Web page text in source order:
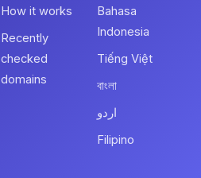
How it works
Recently
checked
domains
Bahasa
Indonesia
Tiếng Việt
বাংলা
اردو
Filipino